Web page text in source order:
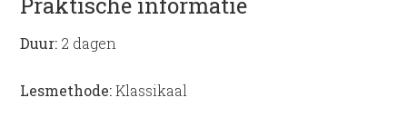
Duur: 2 dagen
Lesmethode:Klassikaal